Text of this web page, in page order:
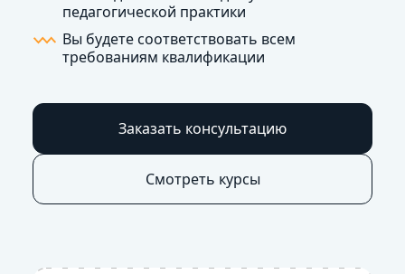
педагогической практики
Вы будете соответствовать всем
требованиям квалификации
Заказать консультацию
Смотреть курсы